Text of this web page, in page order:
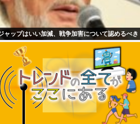
ャップはいい加減、戦争加害について認めるべき